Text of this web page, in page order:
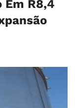
Em R8,4